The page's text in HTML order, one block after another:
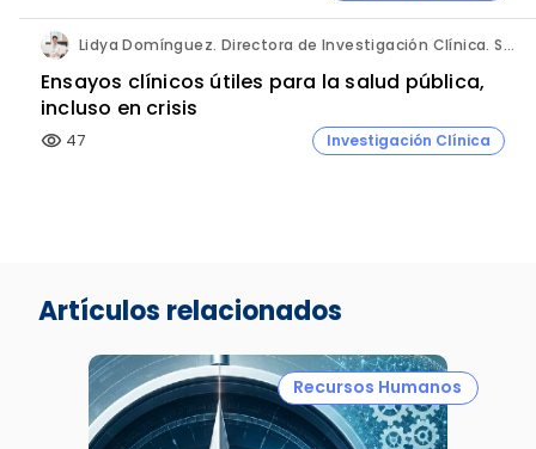
Lidya Domínguez. Directora de Investigación Clínica. Sermes CRO.
Ensayos clínicos útiles para la salud pública,
incluso en crisis
visibility 47 Investigación Clínica
Artículos relacionados
Recursos Humanos